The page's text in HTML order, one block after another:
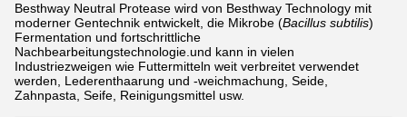
Besthway Neutral Protease wird von Besthway Technology mit
moderner Gentechnik entwickelt, die Mikrobe (Bacillus subtilis)
Fermentation und fortschrittliche
Nachbearbeitungstechnologie.und kann in vielen
Industriezweigen wie Futtermitteln weit verbreitet verwendet
werden, Lederenthaarung und -weichmachung, Seide,
Zahnpasta, Seife, Reinigungsmittel usw.